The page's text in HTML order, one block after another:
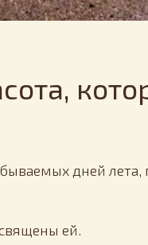
дней лета,
ей.